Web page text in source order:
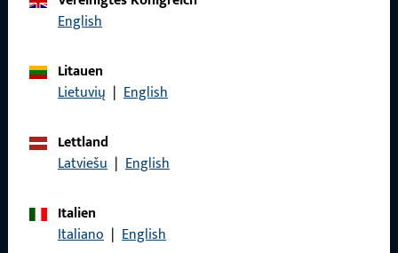
Rufen Sie uns an
English
Litauen
Lietuvių | English
Lettland
Latviešu | English
Italien
Italiano | English